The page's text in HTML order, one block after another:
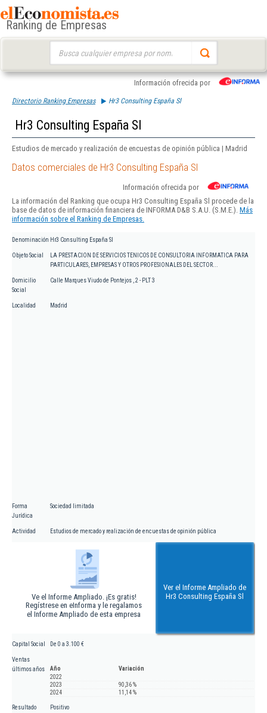
Ranking de Empresas
Información ofrecida por
Directorio Ranking Empresas Hr3 Consulting España Sl
Hr3 Consulting España Sl
Estudios de mercado y realización de encuestas de opinión pública | Madrid
Datos comerciales de Hr3 Consulting España Sl
Información ofrecida por
La información del Ranking que ocupa Hr3 Consulting España Sl procede de la
base de datos de información financiera de INFORMA D&B S.A.U. (S.M.E.). Más
información sobre el Ranking de Empresas.
Denominación Hr3 Consulting España Sl
Objeto Social
LA PRESTACION DE SERVICIOS TENICOS DE CONSULTORIA INFORMATICA PARA
PARTICULARES, EMPRESAS Y OTROS PROFESIONALES DEL SECTOR...
Domicilio
Social
Calle Marques Viudo de Pontejos , 2 - PLT 3
Localidad Madrid
Forma
Jurídica
Sociedad limitada
Actividad Estudios de mercado y realización de encuestas de opinión pública
Ve el Informe Ampliado. ¡Es gratis!
Regístrese en eInforma y le regalamos
el Informe Ampliado de esta empresa
Ver el Informe Ampliado de
Hr3 Consulting España Sl
Capital Social De 0 a 3.100 €
Ventas
últimos años
Año
Variación
2022
2023
90,36 %
2024
11,14 %
Resultado
Positivo